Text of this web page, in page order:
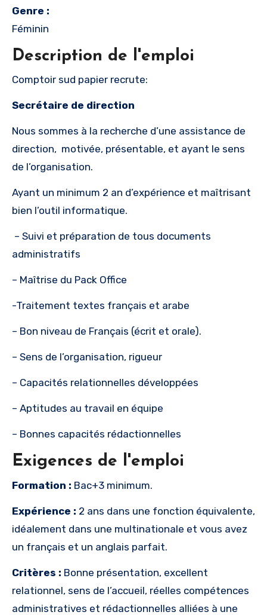
Genre :
Féminin
Description de l'emploi
Comptoir sud papier recrute:
Secrétaire de direction
Nous sommes à la recherche d’une assistance de
direction, motivée, présentable, et ayant le sens
de l’organisation.
Ayant un minimum 2 an d’expérience et maîtrisant
bien l’outil informatique.
– Suivi et préparation de tous documents
administratifs
– Maîtrise du Pack Office
-Traitement textes français et arabe
– Bon niveau de Français (écrit et orale).
– Sens de l’organisation, rigueur
– Capacités relationnelles développées
– Aptitudes au travail en équipe
– Bonnes capacités rédactionnelles
Exigences de l'emploi
Formation : Bac+3 minimum.
Expérience : 2 ans dans une fonction équivalente,
idéalement dans une multinationale et vous avez
un français et un anglais parfait.
Critères : Bonne présentation, excellent
relationnel, sens de l’accueil, réelles compétences
administratives et rédactionnelles alliées à une